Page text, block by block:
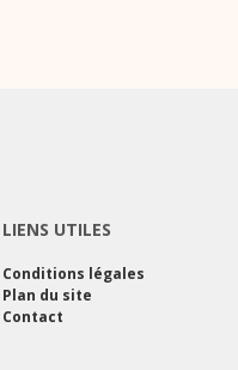
LIENS UTILES
Conditions légales
Plan du site
Contact